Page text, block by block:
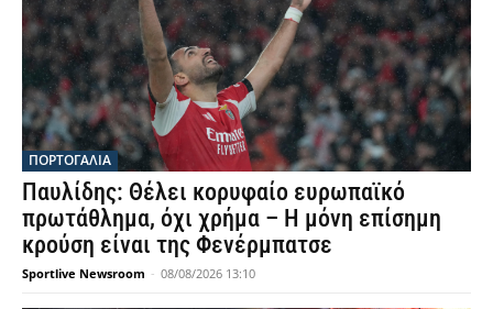
ΠΟΡΤΟΓΑΛΙΑ
Παυλίδης: Θέλει κορυφαίο ευρωπαϊκό
πρωτάθλημα, όχι χρήμα – Η μόνη επίσημη
κρούση είναι της Φενέρμπατσε
Sportlive Newsroom - 08/08/2026 13:10